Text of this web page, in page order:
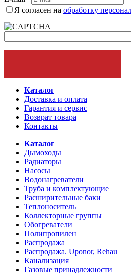
Я согласен на обработку
Каталог
Доставка и оплата
Гарантия и сервис
Возврат товара
Контакты
Каталог
Дымоходы
Радиаторы
Насосы
Водонагреватели
Труба и комплектующие
Расширительные баки
Теплоноситель
Коллекторные группы
Обогреватели
Полипропилен
Распродажа
Распродажа. Uponor, Rehau
Канализация
Газовые принадлежности